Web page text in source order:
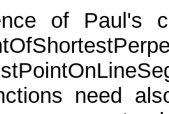
of Paul's
need